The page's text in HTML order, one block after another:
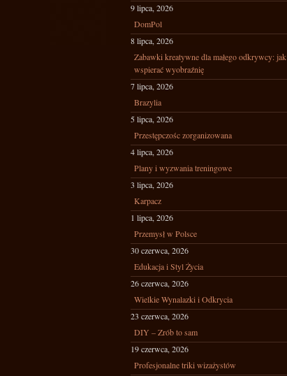
9 lipca, 2026
DomPol
8 lipca, 2026
Zabawki kreatywne dla małego odkrywcy: jak
wspierać wyobraźnię
7 lipca, 2026
Brazylia
5 lipca, 2026
Przestępczośc zorganizowana
4 lipca, 2026
Plany i wyzwania treningowe
3 lipca, 2026
Karpacz
1 lipca, 2026
Przemysł w Polsce
30 czerwca, 2026
Edukacja i Styl Życia
26 czerwca, 2026
Wielkie Wynalazki i Odkrycia
23 czerwca, 2026
DIY – Zrób to sam
19 czerwca, 2026
Profesjonalne triki wizażystów